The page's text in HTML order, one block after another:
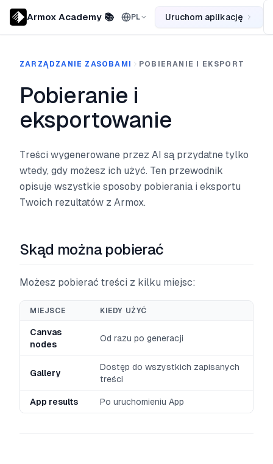
Armox Academy 📚 PL Uruchom aplikację
ZARZĄDZANIE ZASOBAMI POBIERANIE I EKSPORT
Pobieranie i
eksportowanie
Treści wygenerowane przez AI są przydatne tylko
wtedy, gdy możesz ich użyć. Ten przewodnik
opisuje wszystkie sposoby pobierania i eksportu
Twoich rezultatów z Armox.
Skąd można pobierać
Możesz pobierać treści z kilku miejsc:
MIEJSCE KIEDY UŻYĆ
Canvas
nodes
Od razu po generacji
Gallery
Dostęp do wszystkich zapisanych
treści
App results Po uruchomieniu App